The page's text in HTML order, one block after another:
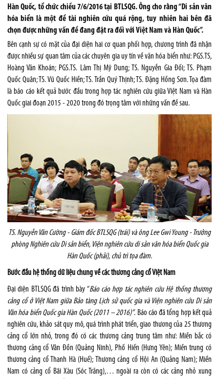
Hàn Quốc, tổ chức chiều 7/6/2016 tại BTLSQG. Ông cho rằng “Di sản văn
hóa biển là một đề tài nghiên cứu quá rộng, tuy nhiên hai bên đã
chọn được những vấn đề đang đặt ra đối với Việt Nam và Hàn Quốc”.
Bên cạnh sự có mặt của đại diện hai cơ quan phối hợp, chương trình đã nhận
được nhiều sự quan tâm của các chuyên gia uy tín về văn hóa biển như: PGS.TS,
Hoàng Văn Khoán; PGS.TS. Lâm Thị Mỹ Dung; TS. Nguyễn Gia Đối; TS. Phạm
Quốc Quân; TS. Vũ Quốc Hiền; TS. Trần Quý Thịnh; TS. Đặng Hồng Sơn. Tọa đàm
là báo cáo kết quả bước đầu trong hợp tác nghiên cứu giữa Việt Nam và Hàn
Quốc giai đoạn 2015 - 2020 trong đó trọng tâm với những vấn đề sau.
TS. Nguyễn Văn Cường - Giám đốc BTLSQG (trái) và ông Lee Gwi Young - Trưởng
phòng Nghiên cứu Di sản biển, Viện nghiên cứu di sản văn hóa biển Quốc gia
Hàn Quốc (phải), chủ trì tọa đàm.
Bước đầu hệ thống dữ liệu chung về các thương cảng cổ Việt Nam
Đại diện BTLSQG đã trình bày “Báo cáo hợp tác nghiên cứu Hệ thống thương
cảng cổ ở Việt Nam giữa Bảo tàng Lịch sử quốc gia và Viện nghiên cứu Di sản
Văn hóa biển Quốc gia Hàn Quốc (2011 – 2016)”. Báo cáo đã tổng hợp kết quả
nghiên cứu, khảo sát quy mô, quá trình phát triển, giao thương của 25 thương
cảng cổ lớn nhỏ, trong đó có các thương cảng trung tâm như: Miền bắc có
thương cảng cổ Vân Đồn (Quảng Ninh), Phố Hiến (Hưng Yên); Miền trung có
thương cảng cổ Thanh Hà (Huế); Thương cảng cổ Hội An (Quảng Nam); Miền
Nam có cảng cổ Bãi Xàu (Sóc Trăng),… ngoài ra còn có các cảng nhỏ xung